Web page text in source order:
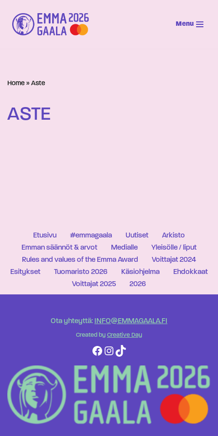
Siirry
suoraan
Menu
Home » Aste
ASTE
Etusivu #emmagaala Uutiset
Arkisto
Emman säännöt & arvot
Medialle
Yleisölle / liput
Rules and values of the Emma Award
Voittajat 2024
Esitykset
Tuomaristo 2026 Käsiohjelma
Ehdokkaat
Voittajat 2025
2026
Ota yhteyttä: INFO@EMMAGAALA.FI
Created by Creative Day